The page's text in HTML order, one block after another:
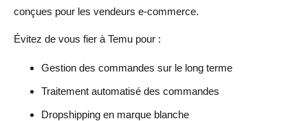
conçues pour les vendeurs e-commerce.
Évitez de vous fier à Temu pour :
Gestion des commandes sur le long terme
Traitement automatisé des commandes
Dropshipping en marque blanche